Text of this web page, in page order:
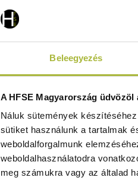
Beleegyezés
A HFSE Magyarország üdvözöl
Náluk sütemények
sütiket használunk a tartalmak
weboldalforgalmunk
weboldalhasználatodra
meg számukra vagy az általad